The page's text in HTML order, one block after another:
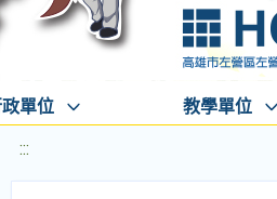
單位 教學單位
:::